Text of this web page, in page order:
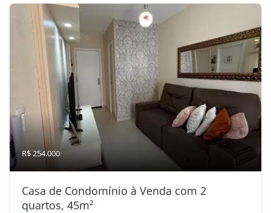
R$ 254.000
Casa de Condomínio à Venda com 2
quartos, 45m²